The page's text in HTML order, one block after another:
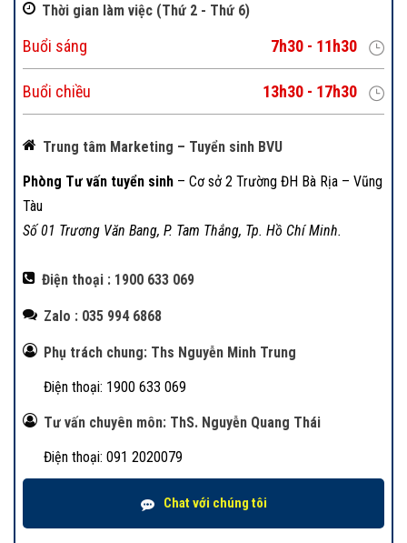
Thời gian làm việc (Thứ 2 - Thứ 6)
Buổi sáng 7h30 - 11h30
Buổi chiều 13h30 - 17h30
Trung tâm Marketing – Tuyển sinh BVU
Phòng Tư vấn tuyển sinh – Cơ sở 2 Trường ĐH Bà Rịa – Vũng
Tàu
Số 01 Trương Văn Bang, P. Tam Thắng, Tp. Hồ Chí Minh.
Điện thoại : 1900 633 069
Zalo : 035 994 6868
Phụ trách chung: Ths Nguyễn Minh Trung
Điện thoại: 1900 633 069
Tư vấn chuyên môn: ThS. Nguyễn Quang Thái
Điện thoại: 091 2020079
Chat với chúng tôi